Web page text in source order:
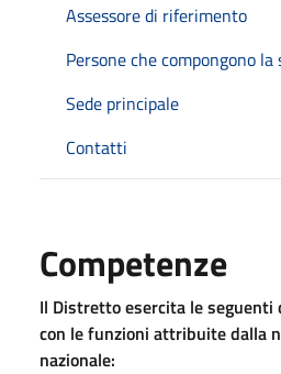
Assessore di riferimento
Persone che compongono
Sede principale
Contatti
Competenze
Il Distretto esercita le seguenti
con le funzioni attribuite dalla
nazionale: